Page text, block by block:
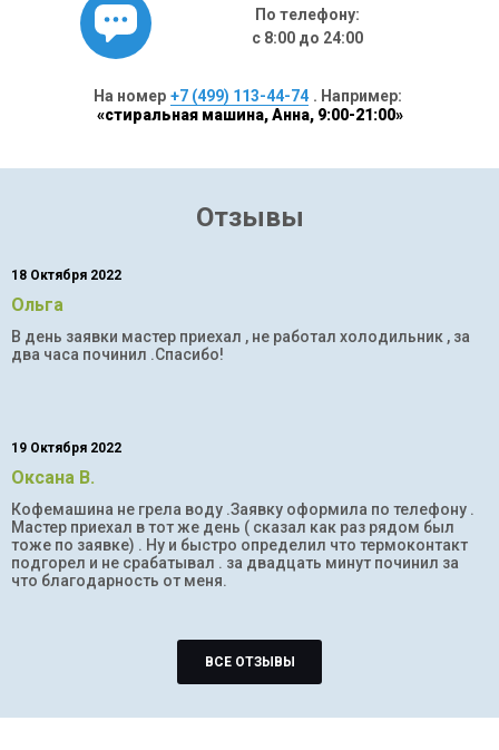
По телефону:
с 8:00 до 24:00
На номер +7 (499) 113-44-74 . Например:
«стиральная машина, Анна, 9:00-21:00»
Отзывы
18 Октября 2022
Ольга
В день заявки мастер приехал , не работал холодильник , за
два часа починил .Спасибо!
19 Октября 2022
Оксана В.
Кофемашина не грела воду .Заявку оформила по телефону .
Мастер приехал в тот же день ( сказал как раз рядом был
тоже по заявке) . Ну и быстро определил что термоконтакт
подгорел и не срабатывал . за двадцать минут починил за
что благодарность от меня.
ВСЕ ОТЗЫВЫ